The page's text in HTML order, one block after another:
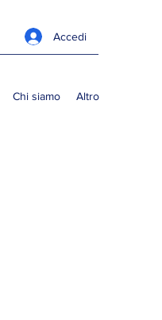
Accedi
Chi siamo Altro